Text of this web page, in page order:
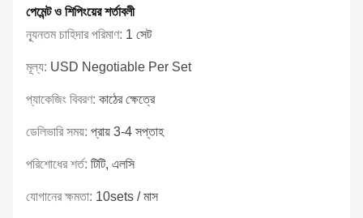
পেমেন্ট ও শিপিংয়ের শর্তাবলী
ন্যূনতম চাহিদার পরিমাণ: 1 সেট
মূল্য: USD Negotiable Per Set
প্যাকেজিং বিবরণ: কাঠের ক্ষেত্রে
ডেলিভারি সময়: প্রায় 3-4 সপ্তাহ
পরিশোধের শর্ত: টিটি, এলসি
যোগানের ক্ষমতা: 10sets / মাস